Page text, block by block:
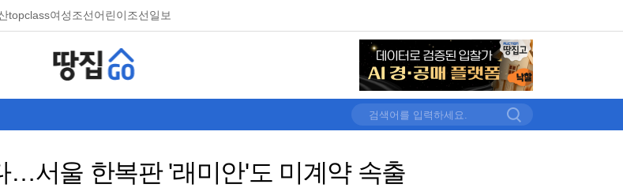
topclass여성조선어린이조선일보
…서울 한복판 '래미안'도 미계약 속출